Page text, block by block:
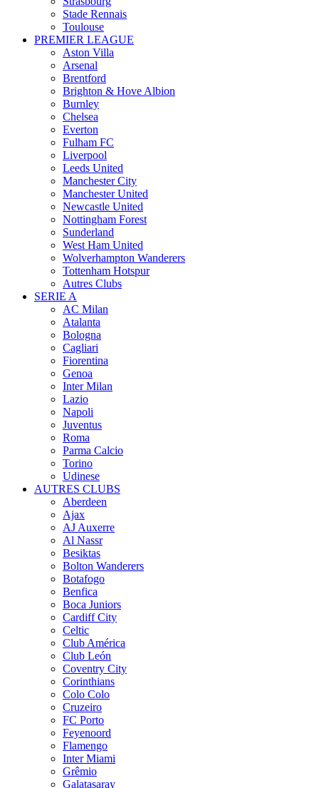
Stade Rennais
Toulouse
PREMIER LEAGUE
Aston Villa
Arsenal
Brentford
Brighton & Hove Albion
Burnley
Chelsea
Everton
Fulham FC
Liverpool
Leeds United
Manchester City
Manchester United
Newcastle United
Nottingham Forest
Sunderland
West Ham United
Wolverhampton Wanderers
Tottenham Hotspur
Autres Clubs
SERIE A
AC Milan
Atalanta
Bologna
Cagliari
Fiorentina
Genoa
Inter Milan
Lazio
Napoli
Juventus
Roma
Parma Calcio
Torino
Udinese
AUTRES CLUBS
Aberdeen
Ajax
AJ Auxerre
Al Nassr
Besiktas
Bolton Wanderers
Botafogo
Benfica
Boca Juniors
Cardiff City
Celtic
Club América
Club León
Coventry City
Corinthians
Colo Colo
Cruzeiro
FC Porto
Feyenoord
Flamengo
Inter Miami
Grêmio
Galatasaray